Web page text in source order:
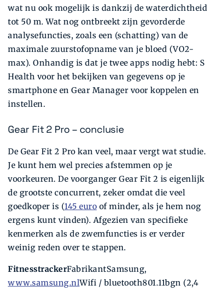
wat nu ook mogelijk is dankzij de waterdichtheid
tot 50 m. Wat nog ontbreekt zijn gevorderde
analysefuncties, zoals een (schatting) van de
maximale zuurstofopname van je bloed (VO2-
max). Onhandig is dat je twee apps nodig hebt: S
Health voor het bekijken van gegevens op je
smartphone en Gear Manager voor koppelen en
instellen.
Gear Fit 2 Pro – conclusie
De Gear Fit 2 Pro kan veel, maar vergt wat studie.
Je kunt hem wel precies afstemmen op je
voorkeuren. De voorganger Gear Fit 2 is eigenlijk
de grootste concurrent, zeker omdat die veel
goedkoper is (145 euro of minder, als je hem nog
ergens kunt vinden). Afgezien van specifieke
kenmerken als de zwemfuncties is er verder
weinig reden over te stappen.
FitnesstrackerFabrikantSamsung,
www.samsung.nlWifi / bluetooth801.11bgn (2,4